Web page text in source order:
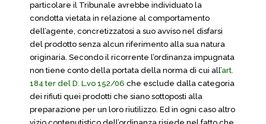
particolare il Tribunale avrebbe individuato la
condotta vietata in relazione al comportamento
dell’agente, concretizzatosi a suo avviso nel disfarsi
del prodotto senza alcun riferimento alla sua natura
originaria. Secondo il ricorrente l’ordinanza impugnata
non tiene conto della portata della norma di cui all’art.
184 ter del D. L.vo 152/06 che esclude dalla categoria
dei rifiuti quei prodotti che siano sottoposti alla
preparazione per un loro riutilizzo. Ed in ogni caso altro